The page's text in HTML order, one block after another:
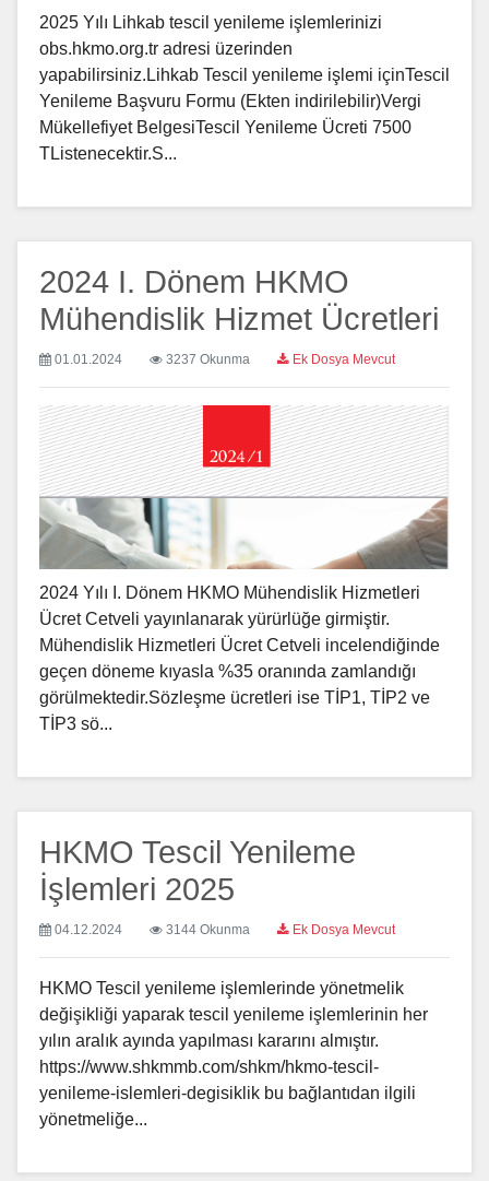
2025 Yılı Lihkab tescil yenileme işlemlerinizi
obs.hkmo.org.tr adresi üzerinden
yapabilirsiniz.Lihkab Tescil yenileme işlemi içinTescil
Yenileme Başvuru Formu (Ekten indirilebilir)Vergi
Mükellefiyet BelgesiTescil Yenileme Ücreti 7500
TListenecektir.S...
2024 I. Dönem HKMO
Mühendislik Hizmet Ücretleri
01.01.2024 3237 Okunma Ek Dosya Mevcut
2024 Yılı I. Dönem HKMO Mühendislik Hizmetleri
Ücret Cetveli yayınlanarak yürürlüğe girmiştir.
Mühendislik Hizmetleri Ücret Cetveli incelendiğinde
geçen döneme kıyasla %35 oranında zamlandığı
görülmektedir.Sözleşme ücretleri ise TİP1, TİP2 ve
TİP3 sö...
HKMO Tescil Yenileme
İşlemleri 2025
04.12.2024 3144 Okunma Ek Dosya Mevcut
HKMO Tescil yenileme işlemlerinde yönetmelik
değişikliği yaparak tescil yenileme işlemlerinin her
yılın aralık ayında yapılması kararını almıştır.
https://www.shkmmb.com/shkm/hkmo-tescil-
yenileme-islemleri-degisiklik bu bağlantıdan ilgili
yönetmeliğe...